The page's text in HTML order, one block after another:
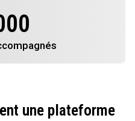
une plateforme